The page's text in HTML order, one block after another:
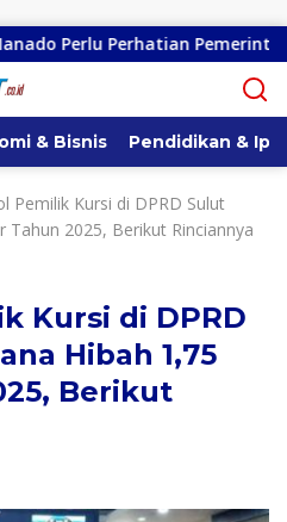
Perhatian Pemerintah
& Bisnis Pendidikan &
Pemilik Kursi di DPRD Sulut
2025, Berikut Rinciannya
Kursi di DPRD
Hibah 1,75
Berikut